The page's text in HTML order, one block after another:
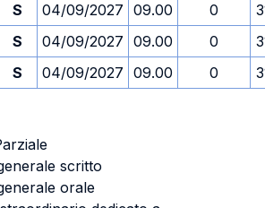
S 04/09/2027 09.00 0
S 04/09/2027 09.00 0
S 04/09/2027 09.00 0
scritto
orale